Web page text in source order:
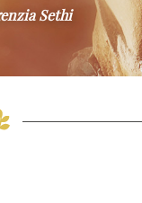
Sethi